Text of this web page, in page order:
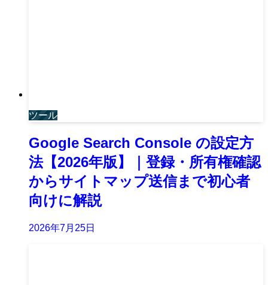
ツール
Google Search Console の設定方
法【2026年版】｜登録・所有権確認
からサイトマップ送信まで初心者
向けに解説
2026年7月25日